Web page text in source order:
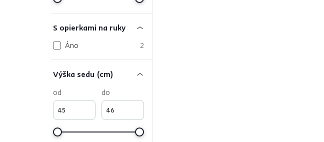
S opierkami na ruky
Áno 2
Výška sedu (cm)
od
do